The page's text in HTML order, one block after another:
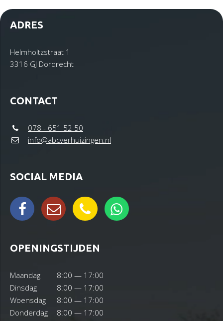
ADRES
Helmholtzstraat 1
3316 GJ Dordrecht
CONTACT
078 - 651 52 50
info@abcverhuizingen.nl
SOCIAL MEDIA
OPENINGSTIJDEN
Maandag
8:00 — 17:00
Dinsdag
8:00 — 17:00
Woensdag
8:00 — 17:00
Donderdag
8:00 — 17:00